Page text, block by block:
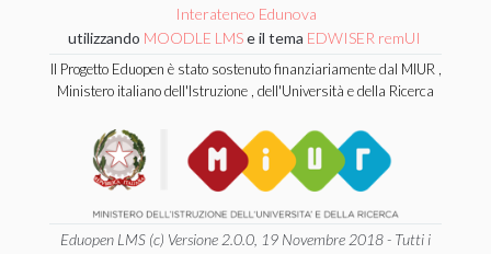
Interateneo Edunova
utilizzando MOODLE LMSe il tema EDWISER remUI
Il Progetto Eduopen è stato sostenuto finanziariamente dal MIUR ,
Ministero italiano dell'Istruzione , dell'Università e della Ricerca
Eduopen LMS (c) Versione 2.0.0, 19 Novembre 2018 - Tutti i